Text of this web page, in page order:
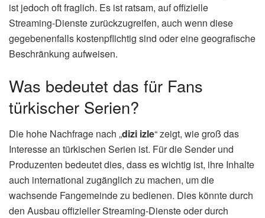
ist jedoch oft fraglich. Es ist ratsam, auf offizielle
Streaming-Dienste zurückzugreifen, auch wenn diese
gegebenenfalls kostenpflichtig sind oder eine geografische
Beschränkung aufweisen.
Was bedeutet das für Fans
türkischer Serien?
Die hohe Nachfrage nach „dizi izle“ zeigt, wie groß das
Interesse an türkischen Serien ist. Für die Sender und
Produzenten bedeutet dies, dass es wichtig ist, ihre Inhalte
auch international zugänglich zu machen, um die
wachsende Fangemeinde zu bedienen. Dies könnte durch
den Ausbau offizieller Streaming-Dienste oder durch